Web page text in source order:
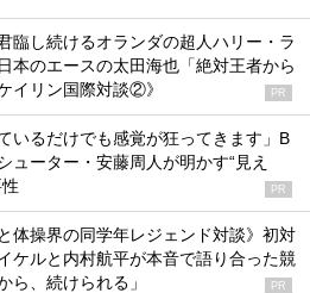
臨し続けるオランダの超人ハリー・ラ
本のエースの太田海也「絶対王者から
イリン国際対談②》
PR
いるだけでも感覚が狂ってきます」B
ューター・安藤周人が明かす“見え
PR
体操界の同学年レジェンド対談》初対
ケルと内村航平が本音で語り合った競
ら、続けられる」
PR